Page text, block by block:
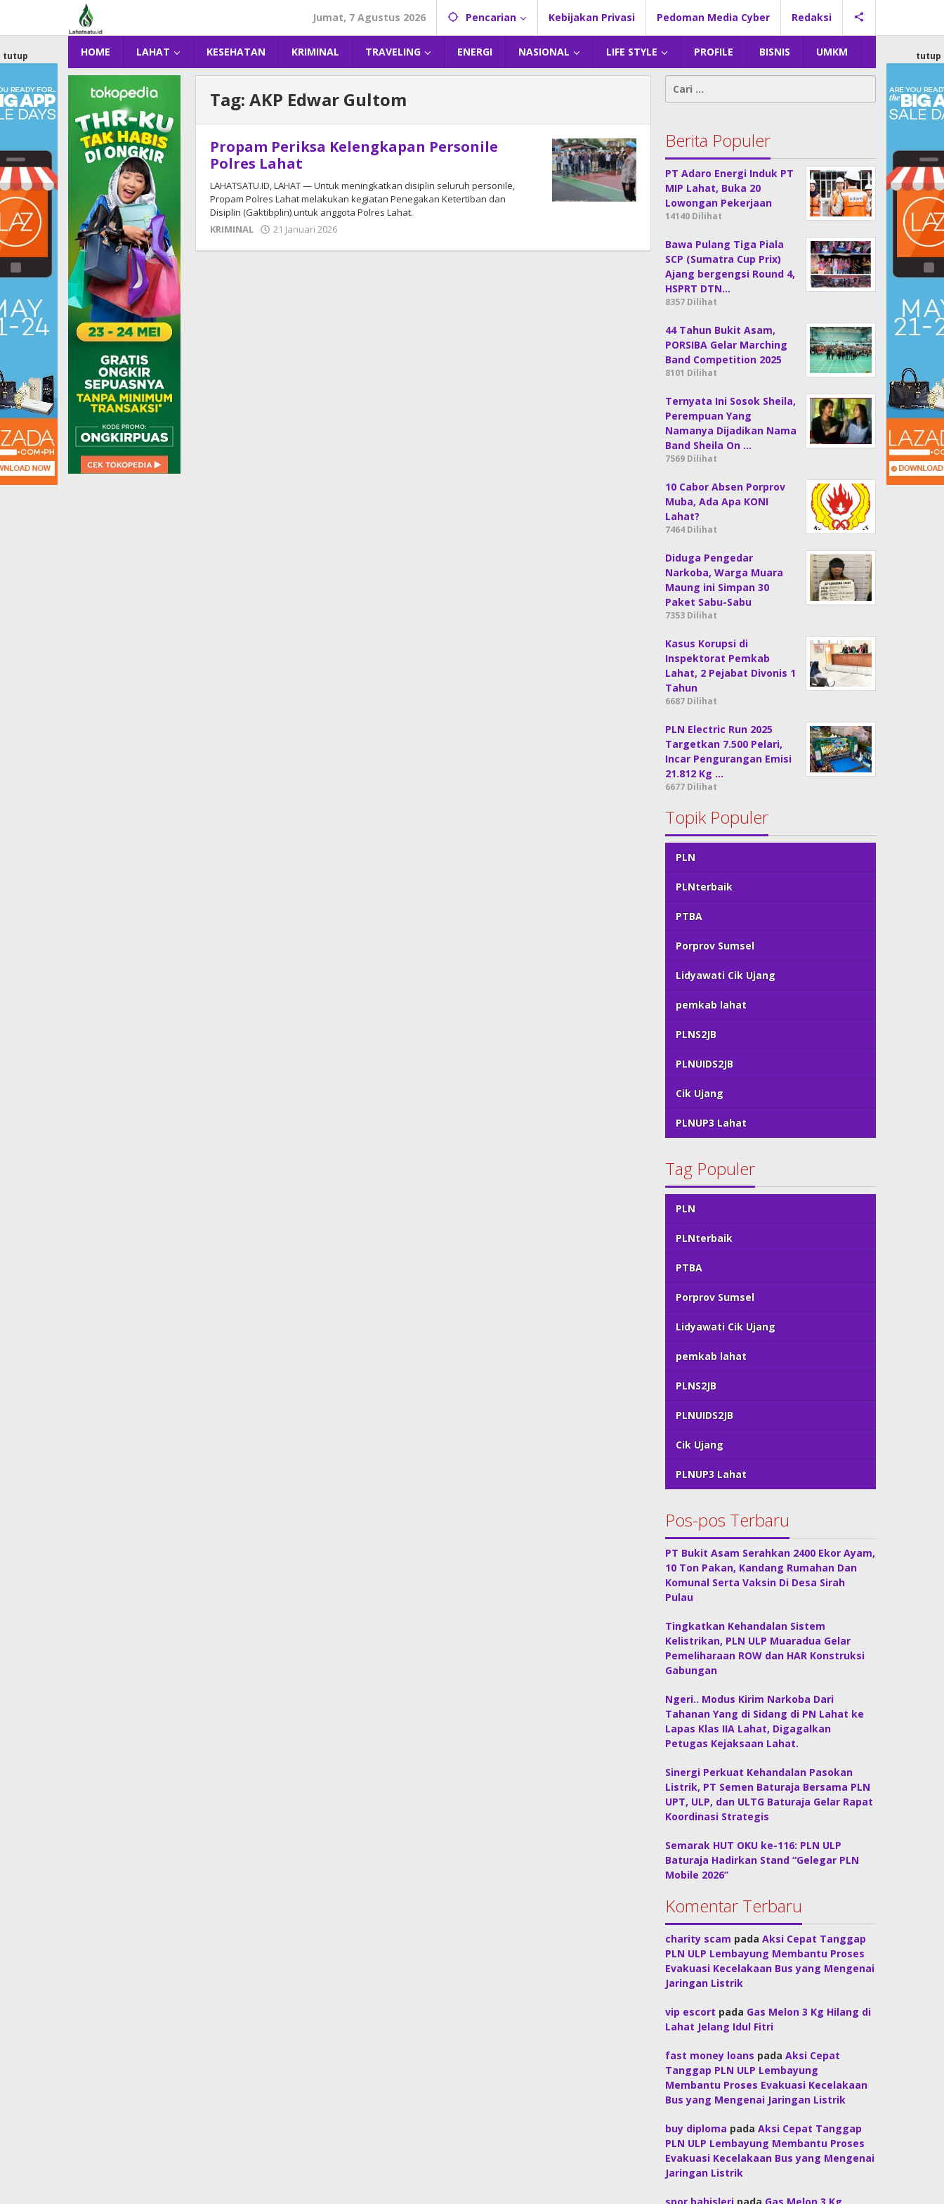
konten
Jumat, 7 Agustus 2026 Pencarian Kebijakan Privasi Pedoman Media Cyber Redaksi
HOME LAHAT KESEHATAN KRIMINAL TRAVELING ENERGI NASIONAL LIFE STYLE PROFILE BISNIS UMKM
tutup tutup
Tag:AKP Edwar Gultom
Propam Periksa Kelengkapan Personile
Polres Lahat
LAHATSATU.ID, LAHAT — Untuk meningkatkan disiplin seluruh personile,
Propam Polres Lahat melakukan kegiatan Penegakan Ketertiban dan
Disiplin (Gaktibplin) untuk anggota Polres Lahat.
KRIMINAL
21 Januari 2026
Cari
untuk:
Berita Populer
PT Adaro Energi Induk PT
MIP Lahat, Buka 20
Lowongan Pekerjaan
14140 Dilihat
Bawa Pulang Tiga Piala
SCP (Sumatra Cup Prix)
Ajang bergengsi Round 4,
HSPRT DTN…
8357 Dilihat
44 Tahun Bukit Asam,
PORSIBA Gelar Marching
Band Competition 2025
8101 Dilihat
Ternyata Ini Sosok Sheila,
Perempuan Yang
Namanya Dijadikan Nama
Band Sheila On …
7569 Dilihat
10 Cabor Absen Porprov
Muba, Ada Apa KONI
Lahat?
7464 Dilihat
Diduga Pengedar
Narkoba, Warga Muara
Maung ini Simpan 30
Paket Sabu-Sabu
7353 Dilihat
Kasus Korupsi di
Inspektorat Pemkab
Lahat, 2 Pejabat Divonis 1
Tahun
6687 Dilihat
PLN Electric Run 2025
Targetkan 7.500 Pelari,
Incar Pengurangan Emisi
21.812 Kg …
6677 Dilihat
Topik Populer
PLN
PLNterbaik
PTBA
Porprov Sumsel
Lidyawati Cik Ujang
pemkab lahat
PLNS2JB
PLNUIDS2JB
Cik Ujang
PLNUP3 Lahat
Tag Populer
PLN
PLNterbaik
PTBA
Porprov Sumsel
Lidyawati Cik Ujang
pemkab lahat
PLNS2JB
PLNUIDS2JB
Cik Ujang
PLNUP3 Lahat
Pos-pos Terbaru
PT Bukit Asam Serahkan 2400 Ekor Ayam,
10 Ton Pakan, Kandang Rumahan Dan
Komunal Serta Vaksin Di Desa Sirah
Pulau
Tingkatkan Kehandalan Sistem
Kelistrikan, PLN ULP Muaradua Gelar
Pemeliharaan ROW dan HAR Konstruksi
Gabungan
Ngeri.. Modus Kirim Narkoba Dari
Tahanan Yang di Sidang di PN Lahat ke
Lapas Klas IIA Lahat, Digagalkan
Petugas Kejaksaan Lahat.
Sinergi Perkuat Kehandalan Pasokan
Listrik, PT Semen Baturaja Bersama PLN
UPT, ULP, dan ULTG Baturaja Gelar Rapat
Koordinasi Strategis
Semarak HUT OKU ke-116: PLN ULP
Baturaja Hadirkan Stand “Gelegar PLN
Mobile 2026”
Komentar Terbaru
charity scam padaAksi Cepat Tanggap
PLN ULP Lembayung Membantu Proses
Evakuasi Kecelakaan Bus yang Mengenai
Jaringan Listrik
vip escort pada Gas Melon 3 Kg Hilang di
Lahat Jelang Idul Fitri
fast money loans padaAksi Cepat
Tanggap PLN ULP Lembayung
Membantu Proses Evakuasi Kecelakaan
Bus yang Mengenai Jaringan Listrik
buy diploma padaAksi Cepat Tanggap
PLN ULP Lembayung Membantu Proses
Evakuasi Kecelakaan Bus yang Mengenai
Jaringan Listrik